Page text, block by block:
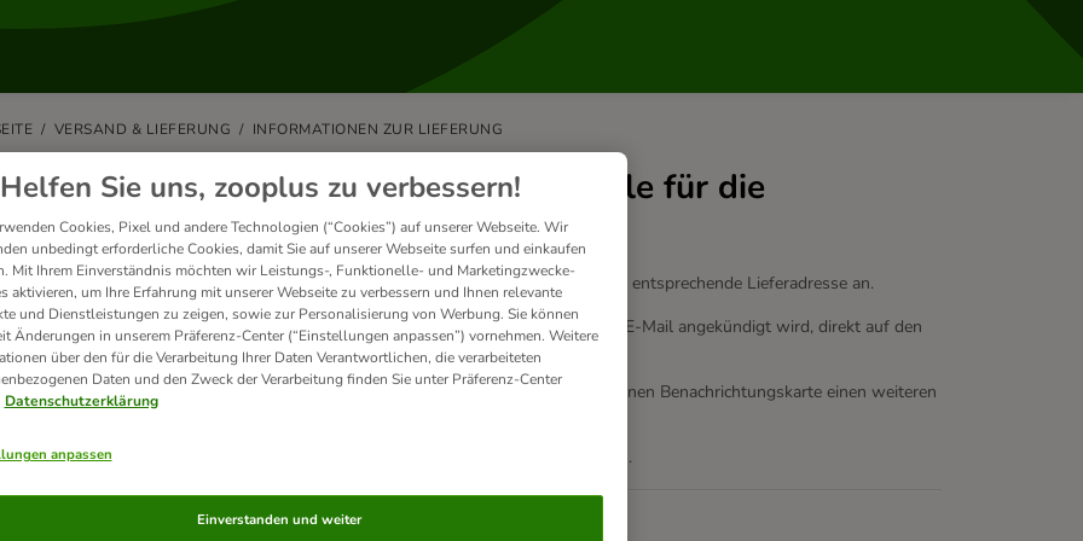
VERSAND & LIEFERUNG INFORMATIONEN ZUR LIEFERUNG
ich eine Abholstation oder Paket-Filiale für die
angeben?
z.B. an eine DHL-Packstation oder Filiale ist möglich. Bitte geben Sie dazu die entsprechende Lieferadresse an.
Fall können Sie bei unseren Versandpartnern, sobald Ihre Sendung bei Ihnen per E-Mail angekündigt wird, direkt auf den
Ihres Lieferservice verschiedene Lieferoptionen nutzen.
erste Zustellversuch nicht erfolgreich war, können Sie außerdem mit der erhaltenen Benachrichtungskarte einen weiteren
oder alternative Optionen nutzen.
Informationen finden Sie auf den jeweiligen Internetseiten Ihres Versand-Partners.
Helfen Sie uns, zooplus zu verbessern!
Cookies, Pixel und andere Technologien (“Cookies”) auf unserer Webseite. Wir
unbedingt erforderliche Cookies, damit Sie auf unserer Webseite surfen und einkaufen
Mit Ihrem Einverständnis möchten wir Leistungs-, Funktionelle- und Marketingzwecke-
aktivieren, um Ihre Erfahrung mit unserer Webseite zu verbessern und Ihnen relevante
und Dienstleistungen zu zeigen, sowie zur Personalisierung von Werbung. Sie können
Änderungen in unserem Präferenz-Center (“Einstellungen anpassen”) vornehmen. Weitere
über den für die Verarbeitung Ihrer Daten Verantwortlichen, die verarbeiteten
Daten und den Zweck der Verarbeitung finden Sie unter Präferenz-Center
Datenschutzerklärung
anpassen
Einverstanden und weiter